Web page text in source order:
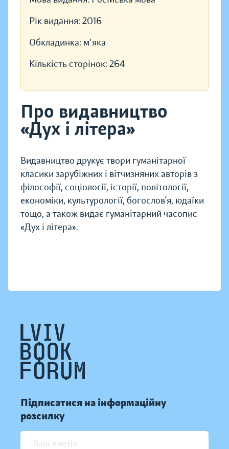
Рік видання: 2016
Обкладинка: м'яка
Кількість сторінок: 264
Про видавництво
«Дух і літера»
Видавництво друкує твори гуманітарної
класики зарубіжних і вітчизняних авторів з
філософії, соціології, історії, політології,
економіки, культурології, богослов’я, юдаїки
тощо, а також видає гуманітарний часопис
«Дух і літера».
Підписатися на інформаційну
розсилку